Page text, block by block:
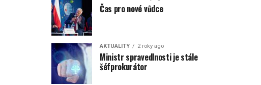
Čas pro nové vůdce
AKTUALITY 2 roky ago
Ministr spravedlnosti je stále
šéfprokurátor